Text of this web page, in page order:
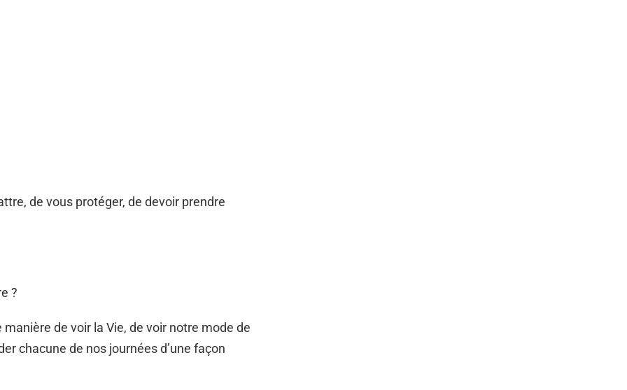
de vous protéger, de devoir prendre
?
de voir la Vie, de voir notre mode de
chacune de nos journées d’une façon